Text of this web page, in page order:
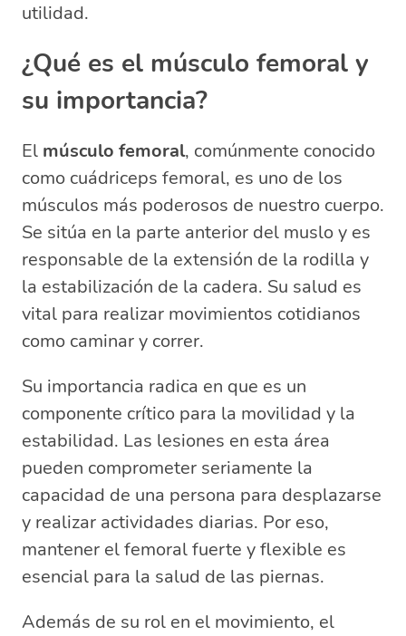
utilidad.
¿Qué es el músculo femoral y
su importancia?
El músculo femoral, comúnmente conocido
como cuádriceps femoral, es uno de los
músculos más poderosos de nuestro cuerpo.
Se sitúa en la parte anterior del muslo y es
responsable de la extensión de la rodilla y
la estabilización de la cadera. Su salud es
vital para realizar movimientos cotidianos
como caminar y correr.
Su importancia radica en que es un
componente crítico para la movilidad y la
estabilidad. Las lesiones en esta área
pueden comprometer seriamente la
capacidad de una persona para desplazarse
y realizar actividades diarias. Por eso,
mantener el femoral fuerte y flexible es
esencial para la salud de las piernas.
Además de su rol en el movimiento, el